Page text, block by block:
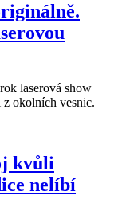
laserová show
okolních vesnic.
kvůli
nelíbí